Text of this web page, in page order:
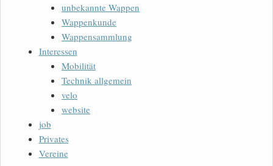
unbekannte Wappen
Wappenkunde
Wappensammlung
Interessen
Mobilität
Technik allgemein
velo
website
job
Privates
Vereine